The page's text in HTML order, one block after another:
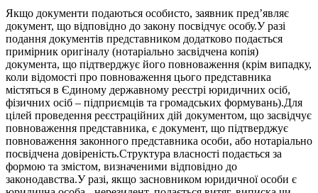
Якщо документи подаються особисто, заявник пред’являє
документ, що відповідно до закону посвідчує особу.У разі
подання документів представником додатково подається
примірник оригіналу (нотаріально засвідчена копія)
документа, що підтверджує його повноваження (крім випадку,
коли відомості про повноваження цього представника
містяться в Єдиному державному реєстрі юридичних осіб,
фізичних осіб – підприємців та громадських формувань).Для
цілей проведення реєстраційних дій документом, що засвідчує
повноваження представника, є документ, що підтверджує
повноваження законного представника особи, або нотаріально
посвідчена довіреність.Структура власності подається за
формою та змістом, визначеними відповідно до
законодавства.У разі, якщо засновником юридичної особи є